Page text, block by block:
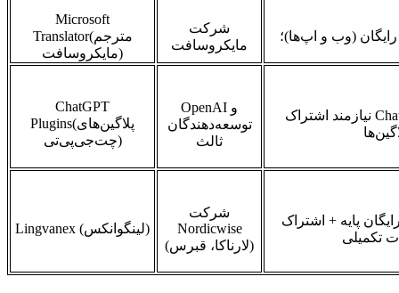
Microsoft
Translator(مترجم
مایکروسافت)
شرکت
مایکروسافت
رایگان (وب و اپ‌ها)؛
ChatGPT
Plugins(پلاگین‌های
چت‌جی‌پی‌تی)
OpenAI و
توسعه‌دهندگان
ثالث
نیازمند اشتراک
Lingvanex (لینگوانکس)
شرکت
Nordicwise
(لارناکا، قبرس)
پایه + اشتراک
تکمیلی